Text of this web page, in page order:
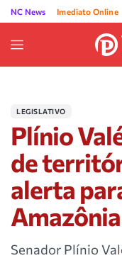
NC News Imediato Online
LEGISLATIVO
Plínio
de
alerta
Amazônia
Senador Plínio